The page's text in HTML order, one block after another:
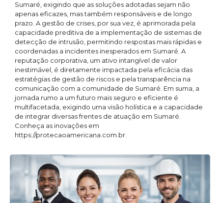
Sumaré, exigindo que as soluções adotadas sejam não
apenas eficazes, mas também responsáveis e de longo
prazo. A gestão de crises, por sua vez, é aprimorada pela
capacidade preditiva de a implementação de sistemas de
detecção de intrusão, permitindo respostas mais rápidas e
coordenadas a incidentes inesperados em Sumaré. A
reputação corporativa, um ativo intangível de valor
inestimável, é diretamente impactada pela eficácia das
estratégias de gestão de riscos e pela transparência na
comunicação com a comunidade de Sumaré. Em suma, a
jornada rumo a um futuro mais seguro e eficiente é
multifacetada, exigindo uma visão holística e a capacidade
de integrar diversas frentes de atuação em Sumaré.
Conheça as inovações em
https://protecaoamericana.com.br.